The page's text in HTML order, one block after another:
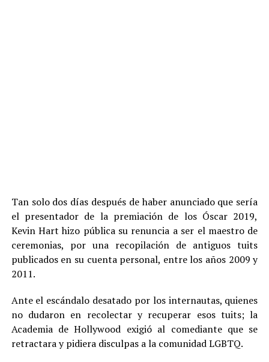
Tan solo dos días después de haber anunciado que sería
el presentador de la premiación de los Óscar 2019,
Kevin Hart hizo pública su renuncia a ser el maestro de
ceremonias, por una recopilación de antiguos tuits
publicados en su cuenta personal, entre los años 2009 y
2011.
Ante el escándalo desatado por los internautas, quienes
no dudaron en recolectar y recuperar esos tuits; la
Academia de Hollywood exigió al comediante que se
retractara y pidiera disculpas a la comunidad LGBTQ.